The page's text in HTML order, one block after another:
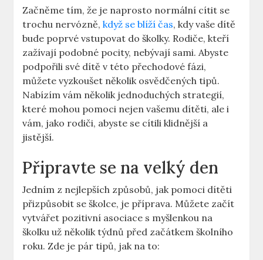
Začněme tím, že je naprosto normální cítit se
trochu nervózně,když se blíží čas, kdy vaše dítě
bude poprvé vstupovat do školky. Rodiče, kteří
zažívají podobné pocity, nebývají sami. Abyste
podpořili své dítě v této přechodové fázi,
můžete vyzkoušet několik osvědčených tipů.
Nabízím vám několik jednoduchých strategií,
které mohou pomoci nejen vašemu dítěti, ale i
vám, jako rodiči, abyste se cítili klidnější a
jistější.
Připravte se na velký den
Jedním z nejlepších způsobů, jak pomoci dítěti
přizpůsobit se školce, je příprava. Můžete začít
vytvářet pozitivní asociace s myšlenkou na
školku už několik týdnů před začátkem školního
roku. Zde je pár tipů, jak na to: